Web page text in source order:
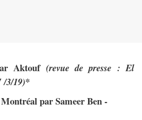
Aktouf (revue de presse : El
/3/19)*
par Sameer Ben -